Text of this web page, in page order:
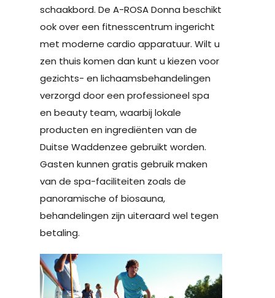
schaakbord. De A-ROSA Donna beschikt
ook over een fitnesscentrum ingericht
met moderne cardio apparatuur. Wilt u
zen thuis komen dan kunt u kiezen voor
gezichts- en lichaamsbehandelingen
verzorgd door een professioneel spa
en beauty team, waarbij lokale
producten en ingrediënten van de
Duitse Waddenzee gebruikt worden.
Gasten kunnen gratis gebruik maken
van de spa-faciliteiten zoals de
panoramische of biosauna,
behandelingen zijn uiteraard wel tegen
betaling.